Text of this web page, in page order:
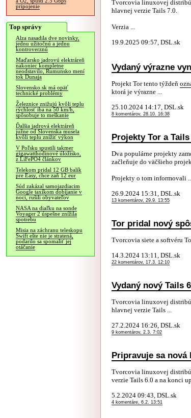
pripojenie
Top správy
Alza nasadila dve novinky,
jednu užitočnú a jednu
kontroverznú
Maďarsko jadrovú elektráreň
nakoniec kompletne
neodstavilo, Rumunsko mení
tok Dunaja
Slovensko.sk má opäť
technické problémy
Železnice znižujú kvôli teplu
rýchlosť iba na 50 km/h,
spôsobuje to meškanie
Ďalšia jadrová elektráreň
južne od Slovenska musela
kvôli teplu znížiť výkon
V Poľsku spustili takmer
gigawatthodinové úložisko,
z LiFePO4 článkov
Telekom pridal 12 GB balík
pre Easy, chce zaň 12 eur
Súd zakázal samojazdiacim
Google taxíkom dobíjanie v
noci, rušili obyvateľov
NASA na diaľku na sonde
Voyager 2 úspešne znížila
spotrebu
Misia na záchranu teleskopu
Swift ešte nie je stratená,
podarilo sa spomaliť jej
otáčanie
Tvorcovia linuxovej
hlavnej verzie Tails 7.0.
Verzia ...
19.9.2025 09:57, DSL.sk
Vydaný výrazne
Projekt Tor tento týždeň
ktorá je výrazne ...
25.10.2024 14:17, DSL.sk
8 komentárov, 28.10. 16:38
Projekty Tor a
Dva populárne projekty
začleňuje do väčšieho
Projekty o tom informovali
26.9.2024 15:31, DSL.sk
13 komentárov, 29.9. 13:55
Tor pridal nový
Tvorcovia siete a softvéru
14.3.2024 13:11, DSL.sk
22 komentárov, 17.3. 12:10
Vydaný nový Tails
Tvorcovia linuxovej
hlavnej verzie Tails ...
27.2.2024 16:26, DSL.sk
9 komentárov, 2.3. 7:02
Pripravuje sa nová
Tvorcovia linuxovej
verzie Tails 6.0 a na konci
5.2.2024 09:43, DSL.sk
4 komentáre, 6.2. 13:51